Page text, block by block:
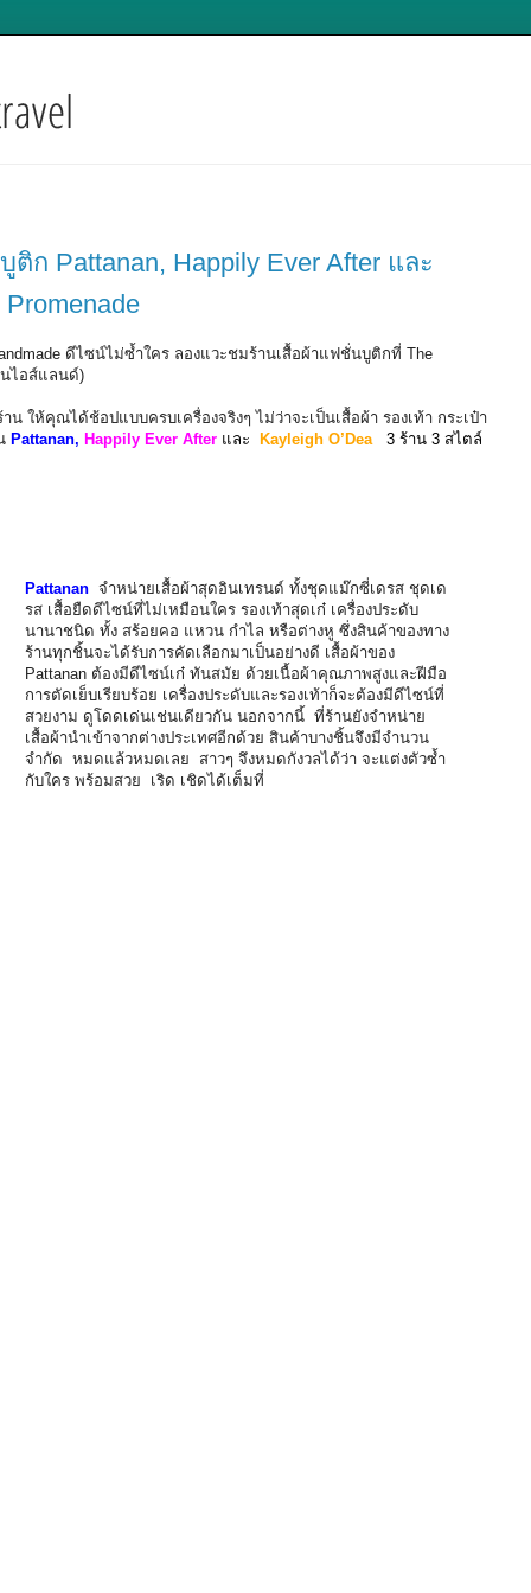
ก Pattanan, Happily Ever After และ
ดีไซน์ไม่ซ้ำใคร ลองแวะชมร้านเสื้อผ้าแฟชั่นบูติกที่ The
ไอส์แลนด์)
ให้คุณได้ช้อปแบบครบเครื่องจริงๆ ไม่ว่าจะเป็นเสื้อผ้า รองเท้า กระเป๋า
Pattanan, Happily Ever After และ Kayleigh O’Dea 3 ร้าน 3 สไตล์
Pattanan จำหน่ายเสื้อผ้าสุดอินเทรนด์ ทั้งชุดแม๊กซี่เดรส ชุดเด
รส เสื้อยืดดีไซน์ที่ไม่เหมือนใคร รองเท้าสุดเก๋ เครื่องประดับ
นานาชนิด ทั้ง สร้อยคอ แหวน กำไล หรือต่างหู ซึ่งสินค้าของทาง
ร้านทุกชิ้นจะได้รับการคัดเลือกมาเป็นอย่างดี เสื้อผ้าของ
Pattanan ต้องมีดีไซน์เก๋ ทันสมัย ด้วยเนื้อผ้าคุณภาพสูงและฝีมือ
การตัดเย็บเรียบร้อย เครื่องประดับและรองเท้าก็จะต้องมีดีไซน์ที่
สวยงาม ดูโดดเด่นเช่นเดียวกัน นอกจากนี้ ที่ร้านยังจำหน่าย
เสื้อผ้านำเข้าจากต่างประเทศอีกด้วย สินค้าบางชิ้นจึงมีจำนวน
จำกัด หมดแล้วหมดเลย สาวๆ จึงหมดกังวลได้ว่า จะแต่งตัวซ้ำ
กับใคร พร้อมสวย เริด เชิดได้เต็มที่